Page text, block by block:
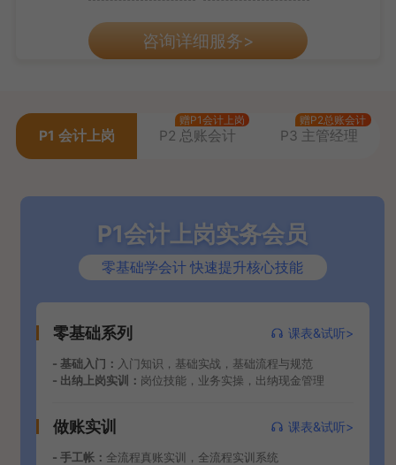
咨询详细服务>
P1 会计上岗 P2 总账会计
赠P1会计上岗
P3 主管经理
赠P2总账会计
P1会计上岗实务会员
零基础学会计 快速提升核心技能
零基础系列 课表&试听>
- 基础入门： 入门知识，基础实战，基础流程与规范
- 出纳上岗实训： 岗位技能，业务实操，出纳现金管理
做账实训 课表&试听>
- 手工帐： 全流程真账实训，全流程实训系统